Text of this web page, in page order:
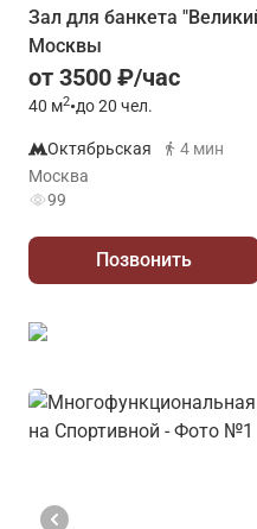
Зал для банкета
Москвы
от 3500 ₽/час
40 м2•до 20 чел.
Октябрьская
4 мин
Москва
99
Позвонить